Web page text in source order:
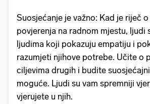
Suosjećanje je važno: Kad je riječ
povjerenja na radnom mjestu, ljudi
ljudima koji pokazuju empatiju i
razumjeti njihove potrebe. Učite o
ciljevima drugih i budite
moguće. Ljudi su vam spremniji
vjerujete u njih.